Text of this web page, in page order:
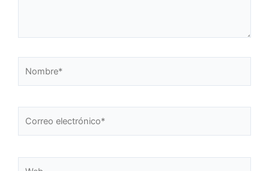
electrónico*